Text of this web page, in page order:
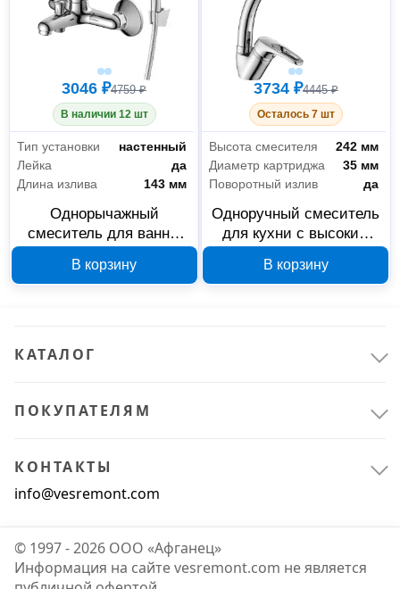
3046 ₽4759 ₽
В наличии 12 шт
Тип установки
настенный
Лейка
да
Длина излива
143 мм
Однорычажный
смеситель для ванны
В корзину
3734 ₽4445 ₽
Осталось 7 шт
Высота смесителя
242 мм
Диаметр картриджа
35 мм
Поворотный излив
да
Одноручный смеситель
для кухни с высоким
Decoroom DR21021
В корзину
КАТАЛОГ
ПОКУПАТЕЛЯМ
КОНТАКТЫ
info@vesremont.com
© 1997 - 2026 ООО «Афганец»
Информация на сайте vesremont.com не является